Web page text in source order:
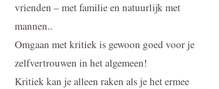
vrienden – met familie en natuurlijk met
mannen..
Omgaan met kritiek is gewoon goed voor je
zelfvertrouwen in het algemeen!
Kritiek kan je alleen raken als je het ermee